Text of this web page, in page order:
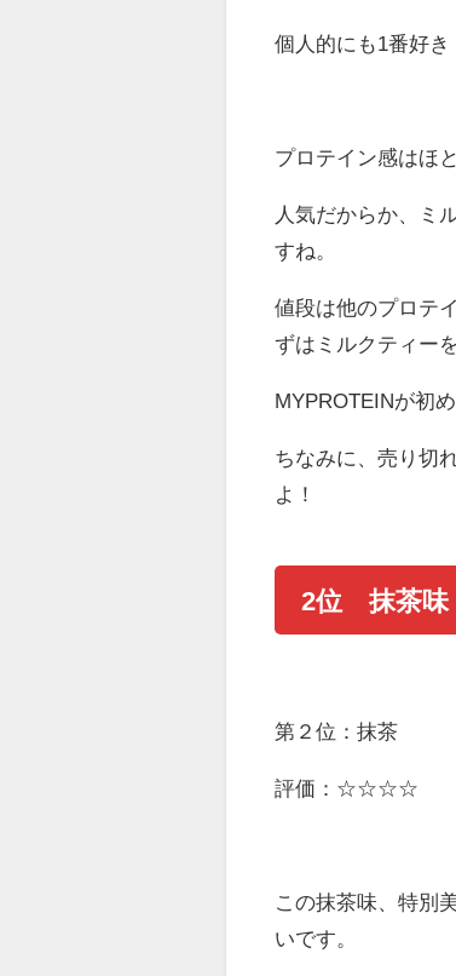
個人的にも1番好き
プロテイン感はほ
人気だからか、ミ
すね。
値段は他のプロテ
ずはミルクティー
MYPROTEINが初
ちなみに、売り切
よ！
2位 抹茶味
第２位：抹茶
評価：☆☆☆☆
この抹茶味、特別
いです。